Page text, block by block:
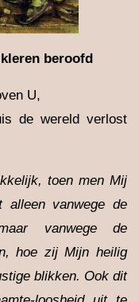
beroofd
U,
de wereld verlost
toen men Mij
vanwege de
vanwege de
hoe zij Mijn heilig
blikken. Ook dit